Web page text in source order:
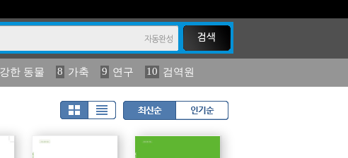
한 동물 8 가축 9 연구 10 검역원
17 연보 18 농림수산 19 2023